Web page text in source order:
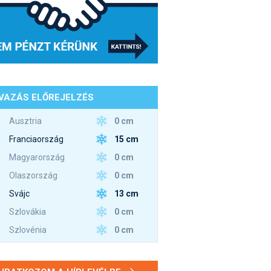
ELŐREJELZÉS
Ausztria
0 cm
Franciaország
15 cm
Magyarország
0 cm
Olaszország
0 cm
Svájc
13 cm
Szlovákia
0 cm
Szlovénia
0 cm